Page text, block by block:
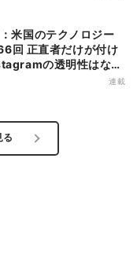
回 正直者だけが付け
の透明性はなぜ
か
連載
る